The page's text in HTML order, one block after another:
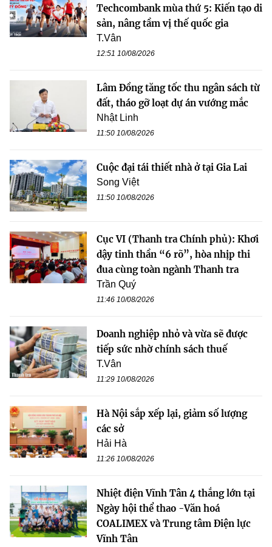
Techcombank mùa thứ 5: Kiến tạo di
sản, nâng tầm vị thế quốc gia
T.Vân
12:51 10/08/2026
Lâm Đồng tăng tốc thu ngân sách từ
đất, tháo gỡ loạt dự án vướng mắc
Nhật Linh
11:50 10/08/2026
Cuộc đại tái thiết nhà ở tại Gia Lai
Song Việt
11:50 10/08/2026
Cục VI (Thanh tra Chính phủ): Khơi
dậy tinh thần “6 rõ”, hòa nhịp thi
đua cùng toàn ngành Thanh tra
Trần Quý
11:46 10/08/2026
Doanh nghiệp nhỏ và vừa sẽ được
tiếp sức nhờ chính sách thuế
T.Vân
11:29 10/08/2026
Hà Nội sắp xếp lại, giảm số lượng
các sở
Hải Hà
11:26 10/08/2026
Nhiệt điện Vĩnh Tân 4 thắng lớn tại
Ngày hội thể thao -Văn hoá
COALIMEX và Trung tâm Điện lực
Vĩnh Tân